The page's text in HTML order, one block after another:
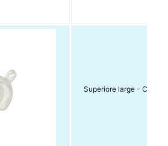
Superiore large - Conf.